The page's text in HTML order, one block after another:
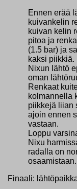
Ennen erää
kuivankelin
kuivan kelin
pitoa ja
(1.5 bar) ja
kaksi piikkiä.
Nixun lähtö
oman
Renkaat
kolmannella
piikkejä liian
ajoin ennen
vastaan.
Loppu
Nixu
radalla on
osaamistaan.
Finaali: